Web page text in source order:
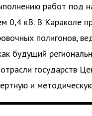
работ под
0,4 кВ. В Караколе
полигонов,
будущий
государств
и